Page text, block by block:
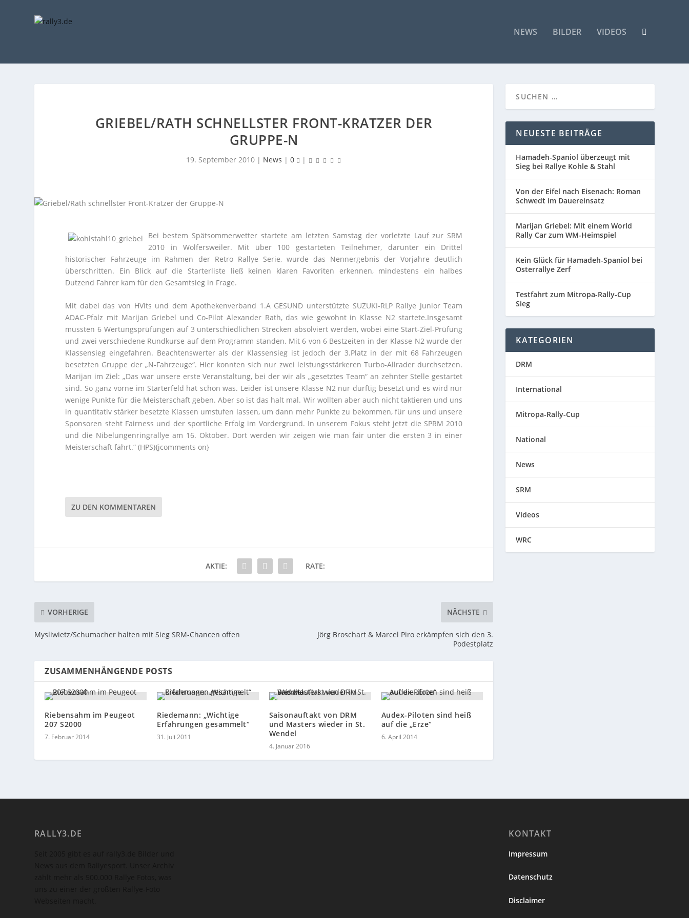
NEWS BILDER VIDEOS
GRIEBEL/RATH SCHNELLSTER FRONT-KRATZER DER
GRUPPE-N
19. September 2010| News | 0 |
Bei bestem Spätsommerwetter startete am letzten Samstag der vorletzte Lauf zur SRM
2010 in Wolfersweiler. Mit über 100 gestarteten Teilnehmer, darunter ein Drittel
historischer Fahrzeuge im Rahmen der Retro Rallye Serie, wurde das Nennergebnis der Vorjahre deutlich
überschritten. Ein Blick auf die Starterliste ließ keinen klaren Favoriten erkennen, mindestens ein halbes
Dutzend Fahrer kam für den Gesamtsieg in Frage.
Mit dabei das von HVits und dem Apothekenverband 1.A GESUND unterstützte SUZUKI-RLP Rallye Junior Team
ADAC-Pfalz mit Marijan Griebel und Co-Pilot Alexander Rath, das wie gewohnt in Klasse N2 startete.Insgesamt
mussten 6 Wertungsprüfungen auf 3 unterschiedlichen Strecken absolviert werden, wobei eine Start-Ziel-Prüfung
und zwei verschiedene Rundkurse auf dem Programm standen. Mit 6 von 6 Bestzeiten in der Klasse N2 wurde der
Klassensieg eingefahren. Beachtenswerter als der Klassensieg ist jedoch der 3.Platz in der mit 68 Fahrzeugen
besetzten Gruppe der „N-Fahrzeuge“. Hier konnten sich nur zwei leistungsstärkeren Turbo-Allrader durchsetzen.
Marijan im Ziel: „Das war unsere erste Veranstaltung, bei der wir als „gesetztes Team“ an zehnter Stelle gestartet
sind. So ganz vorne im Starterfeld hat schon was. Leider ist unsere Klasse N2 nur dürftig besetzt und es wird nur
wenige Punkte für die Meisterschaft geben. Aber so ist das halt mal. Wir wollten aber auch nicht taktieren und uns
in quantitativ stärker besetzte Klassen umstufen lassen, um dann mehr Punkte zu bekommen, für uns und unsere
Sponsoren steht Fairness und der sportliche Erfolg im Vordergrund. In unserem Fokus steht jetzt die SPRM 2010
und die Nibelungenringrallye am 16. Oktober. Dort werden wir zeigen wie man fair unter die ersten 3 in einer
Meisterschaft fährt.“ (HPS){jcomments on}
ZU DEN KOMMENTAREN
AKTIE: RATE:
VORHERIGE
Mysliwietz/Schumacher halten mit Sieg SRM-Chancen offen
NÄCHSTE
Jörg Broschart & Marcel Piro erkämpfen sich den 3.
Podestplatz
ZUSAMMENHÄNGENDE POSTS
Riebensahm im Peugeot
207 S2000
7. Februar 2014
Riedemann: „Wichtige
Erfahrungen gesammelt“
31. Juli 2011
Saisonauftakt von DRM
und Masters wieder in St.
Wendel
4. Januar 2016
Audex-Piloten sind heiß
auf die „Erze“
6. April 2014
NEUESTE BEITRÄGE
Hamadeh-Spaniol überzeugt mit
Sieg bei Rallye Kohle & Stahl
Von der Eifel nach Eisenach: Roman
Schwedt im Dauereinsatz
Marijan Griebel: Mit einem World
Rally Car zum WM-Heimspiel
Kein Glück für Hamadeh-Spaniol bei
Osterrallye Zerf
Testfahrt zum Mitropa-Rally-Cup
Sieg
KATEGORIEN
DRM
International
Mitropa-Rally-Cup
National
News
SRM
Videos
WRC
RALLY3.DE KONTAKT
Impressum
Datenschutz
Disclaimer